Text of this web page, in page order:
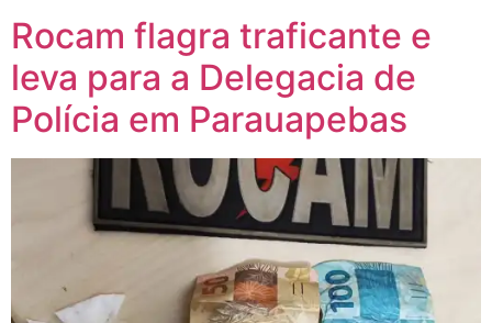
Rocam flagra traficante e
leva para a Delegacia de
Polícia em Parauapebas